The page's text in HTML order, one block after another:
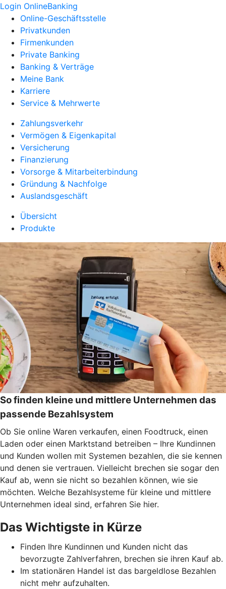
Login OnlineBanking
Online-Geschäftsstelle
Privatkunden
Firmenkunden
Private Banking
Banking & Verträge
Meine Bank
Karriere
Service & Mehrwerte
Zahlungsverkehr
Vermögen & Eigenkapital
Versicherung
Finanzierung
Vorsorge & Mitarbeiterbindung
Gründung & Nachfolge
Auslandsgeschäft
Übersicht
Produkte
So finden kleine und mittlere Unternehmen das
passende Bezahlsystem
Ob Sie online Waren verkaufen, einen Foodtruck, einen
Laden oder einen Marktstand betreiben – Ihre Kundinnen
und Kunden wollen mit Systemen bezahlen, die sie kennen
und denen sie vertrauen. Vielleicht brechen sie sogar den
Kauf ab, wenn sie nicht so bezahlen können, wie sie
möchten. Welche Bezahlsysteme für kleine und mittlere
Unternehmen ideal sind, erfahren Sie hier.
Das Wichtigste in Kürze
Finden Ihre Kundinnen und Kunden nicht das
bevorzugte Zahlverfahren, brechen sie ihren Kauf ab.
Im stationären Handel ist das bargeldlose Bezahlen
nicht mehr aufzuhalten.